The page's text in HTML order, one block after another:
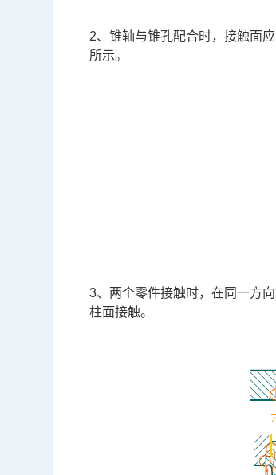
2、锥轴与锥孔配合时，接触面
所示。
3、两个零件接触时，在同一方
柱面接触。